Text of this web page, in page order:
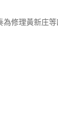
修理黃新庄